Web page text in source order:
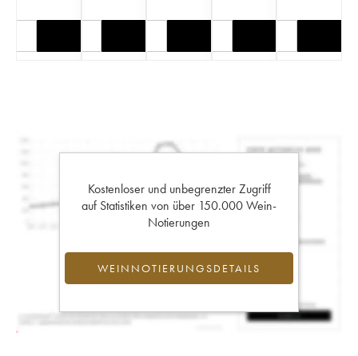
Kostenloser und unbegrenzter Zugriff
auf Statistiken von über 150.000 Wein-
Notierungen
WEINNOTIERUNGSDETAILS